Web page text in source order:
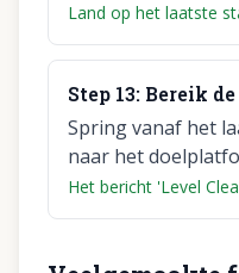
Land op het laatste
Step 13: Bereik
Spring vanaf het
naar het
Het bericht 'Level